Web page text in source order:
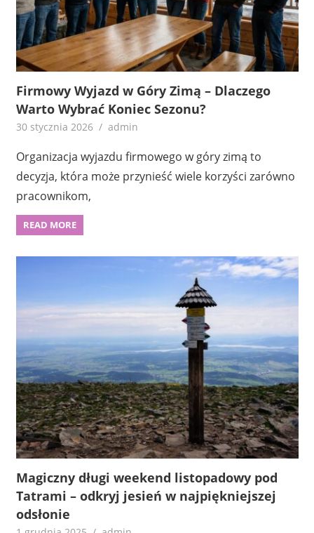
Firmowy Wyjazd w Góry Zimą – Dlaczego
Warto Wybrać Koniec Sezonu?
30 stycznia 2026 admin
Organizacja wyjazdu firmowego w góry zimą to
decyzja, która może przynieść wiele korzyści zarówno
pracownikom,
READ MORE
Magiczny długi weekend listopadowy pod
Tatrami – odkryj jesień w najpiękniejszej
odsłonie